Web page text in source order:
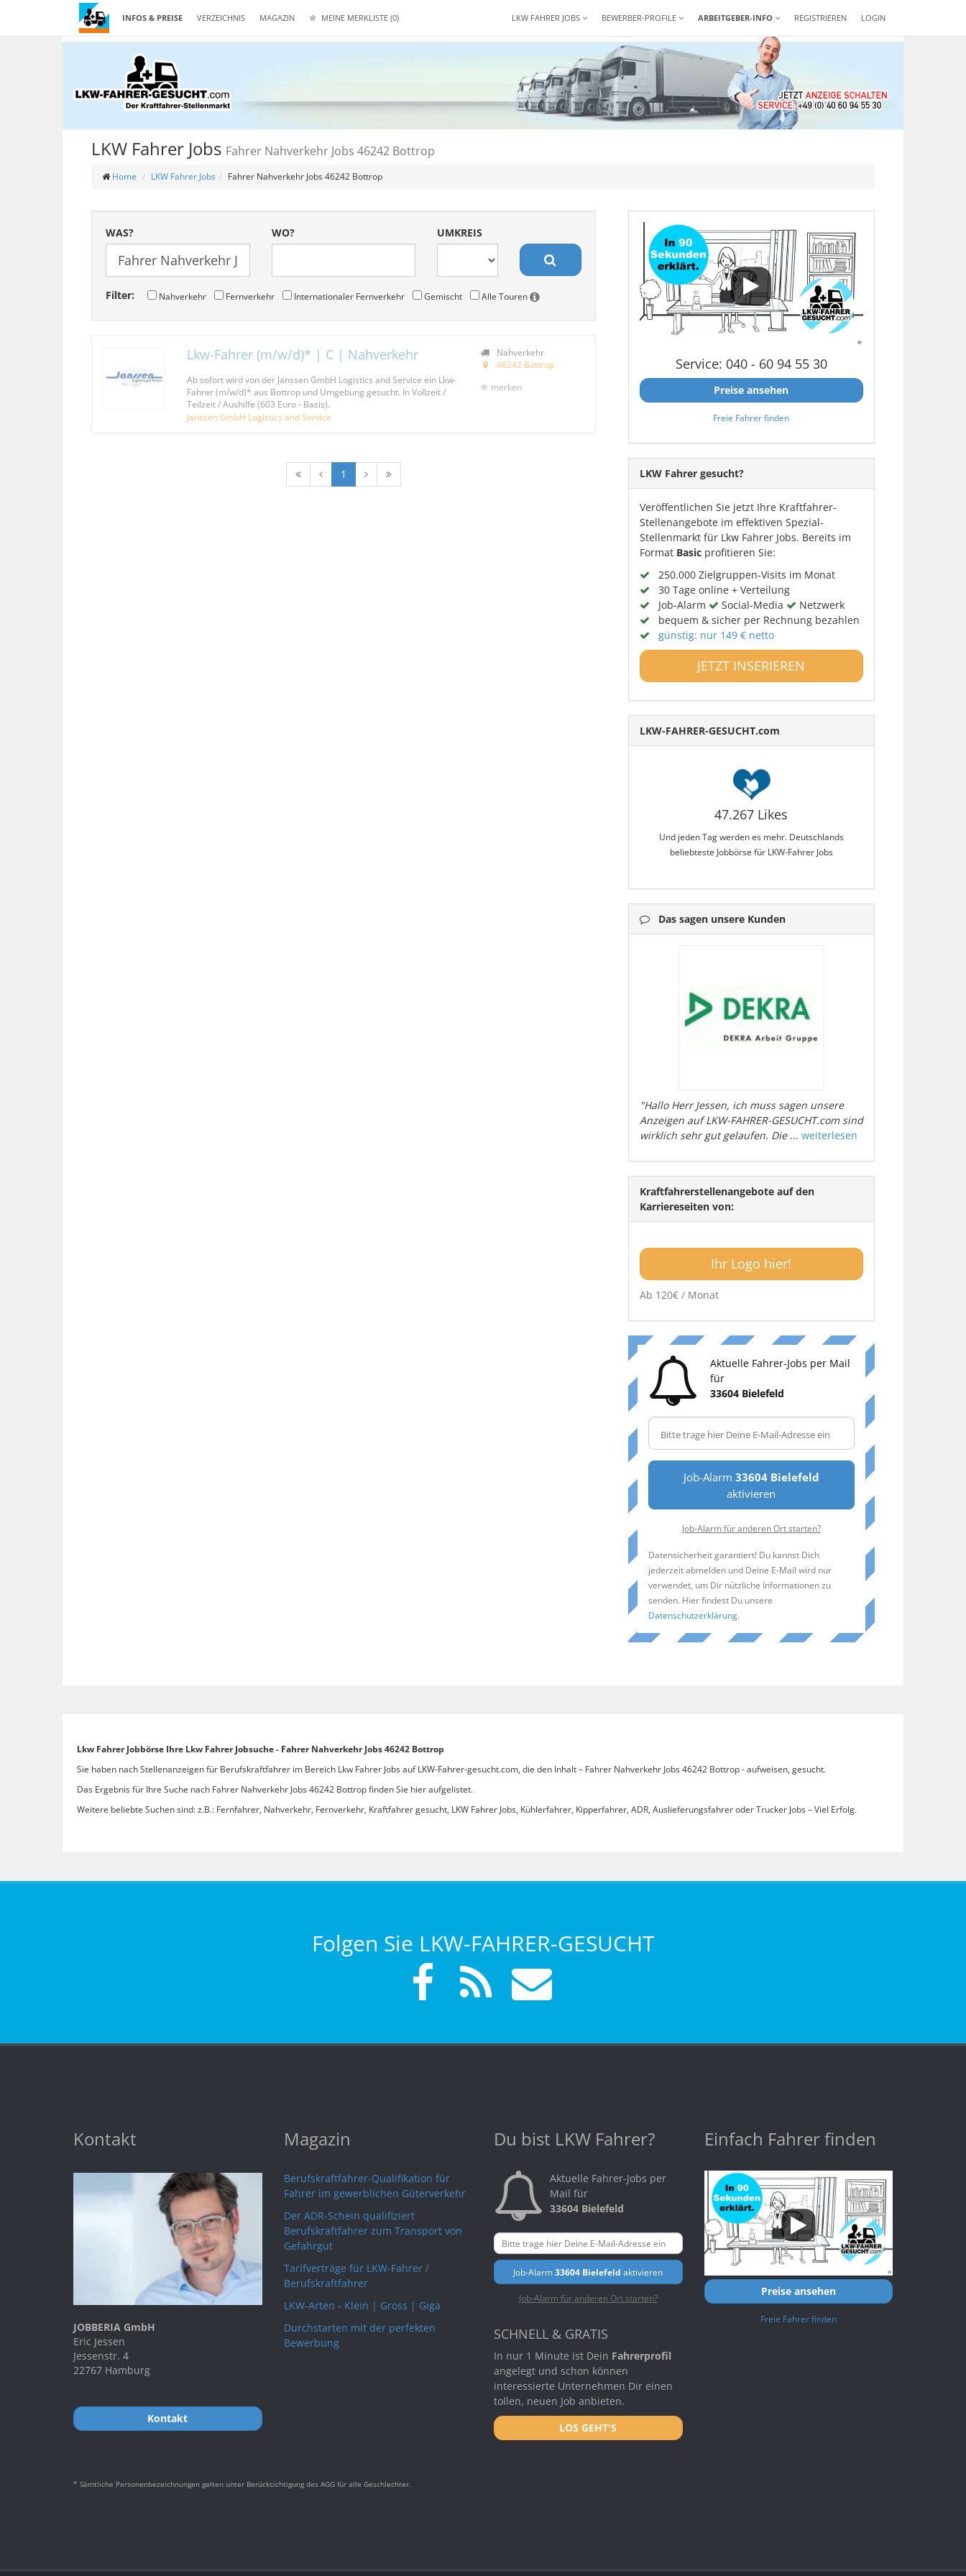
INFOS & PREISE VERZEICHNIS MAGAZIN MEINE MERKLISTE (0) REGISTRIEREN LOGIN
LKW FAHRER JOBS BEWERBER-PROFILE ARBEITGEBER-INFO
LKW Fahrer Jobs Fahrer Nahverkehr Jobs 46242 Bottrop
Home LKW Fahrer Jobs Fahrer Nahverkehr Jobs 46242 Bottrop
WAS? WO? UMKREIS
Filter: Nahverkehr Fernverkehr Internationaler Fernverkehr Gemischt Alle Touren
Lkw-Fahrer (m/w/d)* | C | Nahverkehr
Ab sofort wird von der Janssen GmbH Logistics and Service ein Lkw-
Fahrer (m/w/d)* aus Bottrop und Umgebung gesucht. In Vollzeit /
Teilzeit / Aushilfe (603 Euro - Basis).
Janssen GmbH Logistics and Service
Nahverkehr
46242 Bottrop
merken
1
Service: 040 - 60 94 55 30
Preise ansehen
Freie Fahrer finden
LKW Fahrer gesucht?
Veröffentlichen Sie jetzt Ihre Kraftfahrer-
Stellenangebote im effektiven Spezial-
Stellenmarkt für Lkw Fahrer Jobs. Bereits im
Format Basicprofitieren Sie:
250.000 Zielgruppen-Visits im Monat
30 Tage online + Verteilung
Job-Alarm
Social-Media
Netzwerk
bequem & sicher per Rechnung bezahlen
günstig: nur 149 € netto
JETZT INSERIEREN
LKW-FAHRER-GESUCHT.com
47.267 Likes
Und jeden Tag werden es mehr. Deutschlands
beliebteste Jobbörse für LKW-Fahrer Jobs
Das sagen unsere Kunden
"Hallo Herr Jessen, ich muss sagen unsere
Anzeigen auf LKW-FAHRER-GESUCHT.com sind
wirklich sehr gut gelaufen. Die... weiterlesen
Kraftfahrerstellenangebote auf den
Karriereseiten von:
Ihr Logo hier!
Ab 120€ / Monat
Aktuelle Fahrer-Jobs per Mail
für
33604 Bielefeld
Job-Alarm 33604 Bielefeld
aktivieren
Job-Alarm für anderen Ort starten?
Datensicherheit garantiert! Du kannst Dich
jederzeit abmelden und Deine E-Mail wird nur
verwendet, um Dir nützliche Informationen zu
senden. Hier findest Du unsere
Datenschutzerklärung.
Lkw Fahrer Jobbörse Ihre Lkw Fahrer Jobsuche - Fahrer Nahverkehr Jobs 46242 Bottrop
Sie haben nach Stellenanzeigen für Berufskraftfahrer im Bereich Lkw Fahrer Jobs auf LKW-Fahrer-gesucht.com, die den Inhalt – Fahrer Nahverkehr Jobs 46242 Bottrop - aufweisen, gesucht.
Das Ergebnis für Ihre Suche nach Fahrer Nahverkehr Jobs 46242 Bottrop finden Sie hier aufgelistet.
Weitere beliebte Suchen sind: z.B.: Fernfahrer, Nahverkehr, Fernverkehr, Kraftfahrer gesucht, LKW Fahrer Jobs, Kühlerfahrer, Kipperfahrer, ADR, Auslieferungsfahrer oder Trucker Jobs – Viel Erfolg.
Folgen Sie LKW-FAHRER-GESUCHT
Kontakt
JOBBERIA GmbH
Eric Jessen
Jessenstr. 4
22767 Hamburg
Kontakt
Magazin
Berufskraftfahrer-Qualifikation für
Fahrer im gewerblichen Güterverkehr
Der ADR-Schein qualifiziert
Berufskraftfahrer zum Transport von
Gefahrgut
Tarifverträge für LKW-Fahrer /
Berufskraftfahrer
LKW-Arten - Klein | Gross | Giga
Durchstarten mit der perfekten
Bewerbung
Du bist LKW Fahrer?
Aktuelle Fahrer-Jobs per
Mail für
33604 Bielefeld
Job-Alarm33604 Bielefeld aktivieren
Job-Alarm für anderen Ort starten?
SCHNELL & GRATIS
In nur 1 Minute ist Dein Fahrerprofil
angelegt und schon können
interessierte Unternehmen Dir einen
tollen, neuen Job anbieten.
LOS GEHT'S
Einfach Fahrer finden
Preise ansehen
Freie Fahrer finden
* Sämtliche Personenbezeichnungen gelten unter Berücksichtigung des AGG für alle Geschlechter.